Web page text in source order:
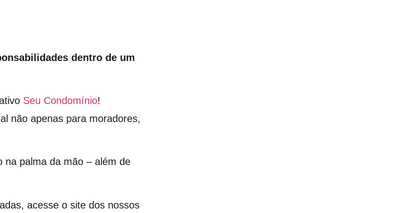
dentro de um
Seu Condomínio!
não apenas para moradores,
na palma da mão – além de
acesse o site dos nossos